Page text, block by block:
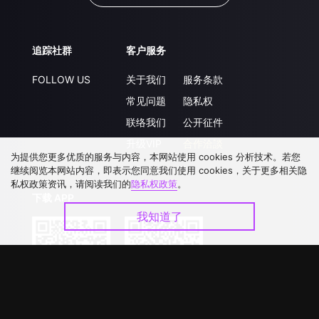
追踪社群
FOLLOW US
客户服务
关于我们
常见问题
联络我们
服务条款
隐私权
公开征件
为提供您更多优质的服务与内容，本网站使用 cookies 分析技术。若您
继续阅览本网站内容，即表示您同意我们使用 cookies，关于更多相关隐
私权政策资讯，请阅读我们的隐私权政策。
我知道了